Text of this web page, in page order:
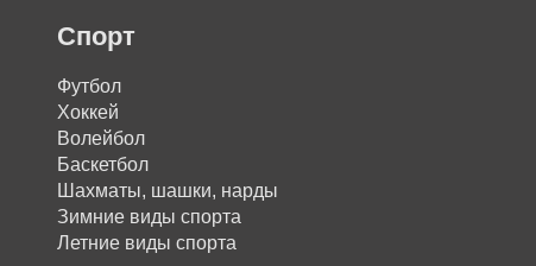
Спорт
Футбол
Хоккей
Волейбол
Баскетбол
Шахматы, шашки, нарды
Зимние виды спорта
Летние виды спорта